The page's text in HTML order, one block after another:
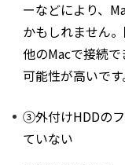
ーなどにより、
かもしれません
他のMacで接続
可能性が高いです
③外付けHDDの
ていない